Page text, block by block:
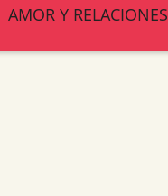
AMOR Y RELACIONES